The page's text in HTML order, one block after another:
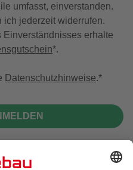
umfasst, einverstanden.
ich jederzeit widerrufen.
erhalte
*.
Datenschutzhinweise.